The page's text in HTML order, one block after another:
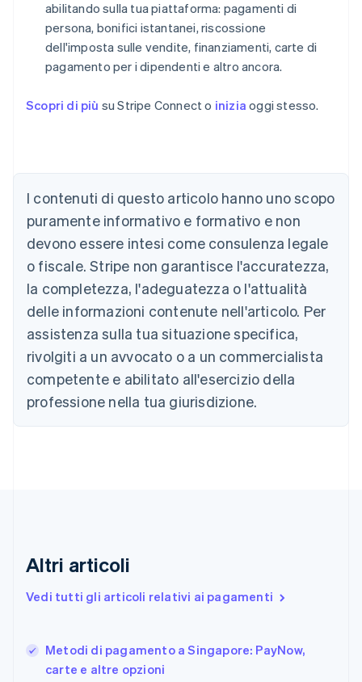
abilitando sulla tua piattaforma: pagamenti di
persona, bonifici istantanei, riscossione
dell'imposta sulle vendite, finanziamenti, carte di
pagamento per i dipendenti e altro ancora.
Scopri di più su Stripe Connect o inizia oggi stesso.
I contenuti di questo articolo hanno uno scopo
puramente informativo e formativo e non
devono essere intesi come consulenza legale
o fiscale. Stripe non garantisce l'accuratezza,
la completezza, l'adeguatezza o l'attualità
delle informazioni contenute nell'articolo. Per
assistenza sulla tua situazione specifica,
rivolgiti a un avvocato o a un commercialista
competente e abilitato all'esercizio della
professione nella tua giurisdizione.
Altri articoli
Vedi tutti gli articoli relativi ai pagamenti
Metodi di pagamento a Singapore: PayNow,
carte e altre opzioni
English
Austria
Deutsch English
Belgio
NederlandsFrançaisDeutschEnglish
PortuguêsEnglish
Bulgaria
English
Canada
English Français
Cina continentale
Cipro
English
EnglishSvenska
FrançaisEnglish
Giappone
日本語 English